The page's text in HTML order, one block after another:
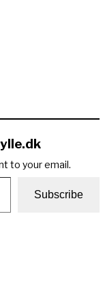
to your email.
Subscribe